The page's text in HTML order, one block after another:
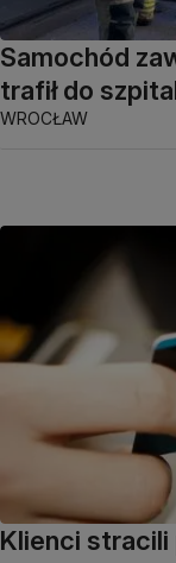
Samochód
trafił do
WROCŁAW
Klienci stracili